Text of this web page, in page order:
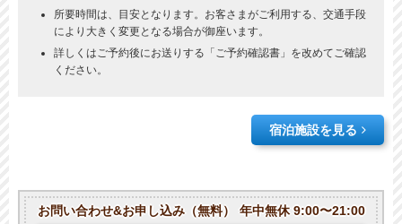
所要時間は、目安となります。お客さまがご利用する、交通手段
により大きく変更となる場合が御座います。
詳しくはご予約後にお送りする「ご予約確認書」を改めてご確認
ください。
宿泊施設を見る
お問い合わせ&お申し込み（無料） 年中無休 9:00〜21:00